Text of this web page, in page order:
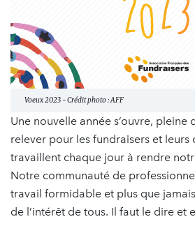
Voeux 2023 - Crédit photo : AFF
Une nouvelle année s’ouvre, pleine
relever pour les fundraisers et leurs
travaillent chaque jour à rendre
Notre communauté de
travail formidable et plus que
de l’intérêt de tous. Il faut le dire et